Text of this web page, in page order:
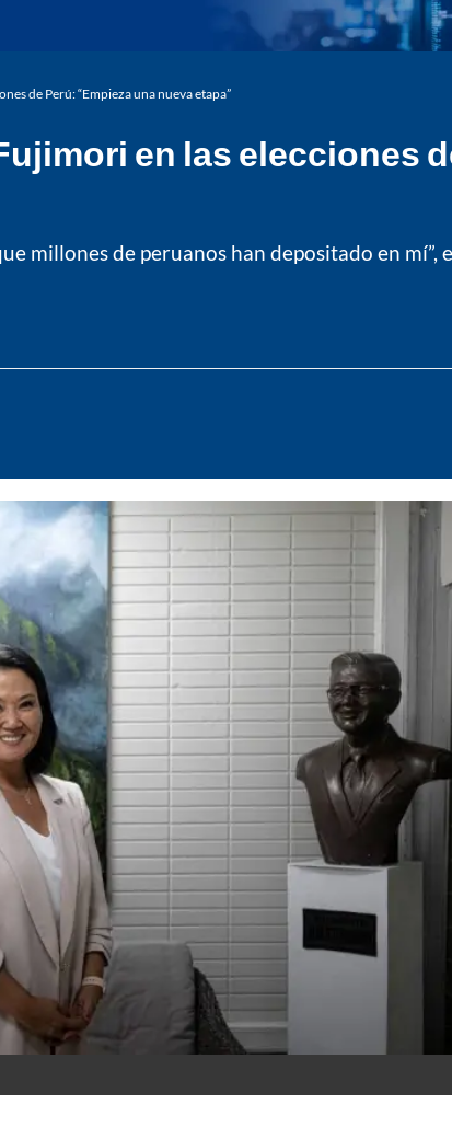
de Perú: “Empieza una nueva etapa”
en las elecciones
millones de peruanos han depositado en mí”,